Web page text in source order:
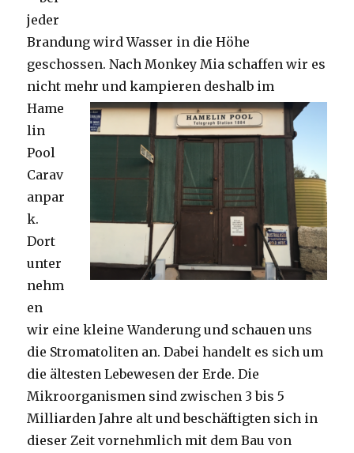
jeder
Brandung wird Wasser in die Höhe
geschossen. Nach Monkey Mia schaffen wir es
nicht mehr und kampieren deshalb im
Hame
lin
Pool
Carav
anpar
k.
Dort
unter
nehm
en
wir eine kleine Wanderung und schauen uns
die Stromatoliten an. Dabei handelt es sich um
die ältesten Lebewesen der Erde. Die
Mikroorganismen sind zwischen 3 bis 5
Milliarden Jahre alt und beschäftigten sich in
dieser Zeit vornehmlich mit dem Bau von